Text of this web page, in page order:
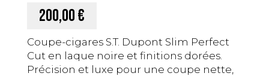
200,00 €
Coupe-cigares S.T. Dupont Slim Perfect
Cut en laque noire et finitions dorées.
Précision et luxe pour une coupe nette,